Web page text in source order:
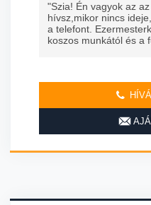
"Szia! Én vagyok az
hívsz,mikor nincs
a telefont.
koszos munkától és a